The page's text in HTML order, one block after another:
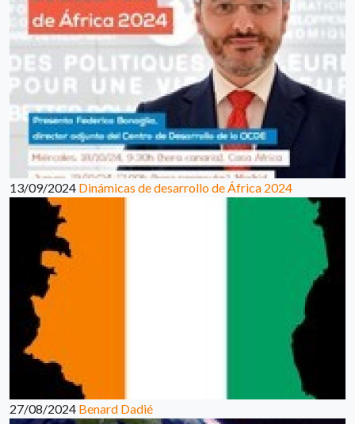
13/09/2024 Dinámicas de desarrollo de África 2024
27/08/2024 Benard Dadié